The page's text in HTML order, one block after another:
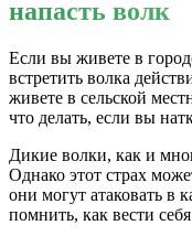
напасть волк
Если вы живете в
встретить волка
живете в сельской
что делать, если вы
Дикие волки, как и
Однако этот страх
они могут атаковать в
помнить, как вести